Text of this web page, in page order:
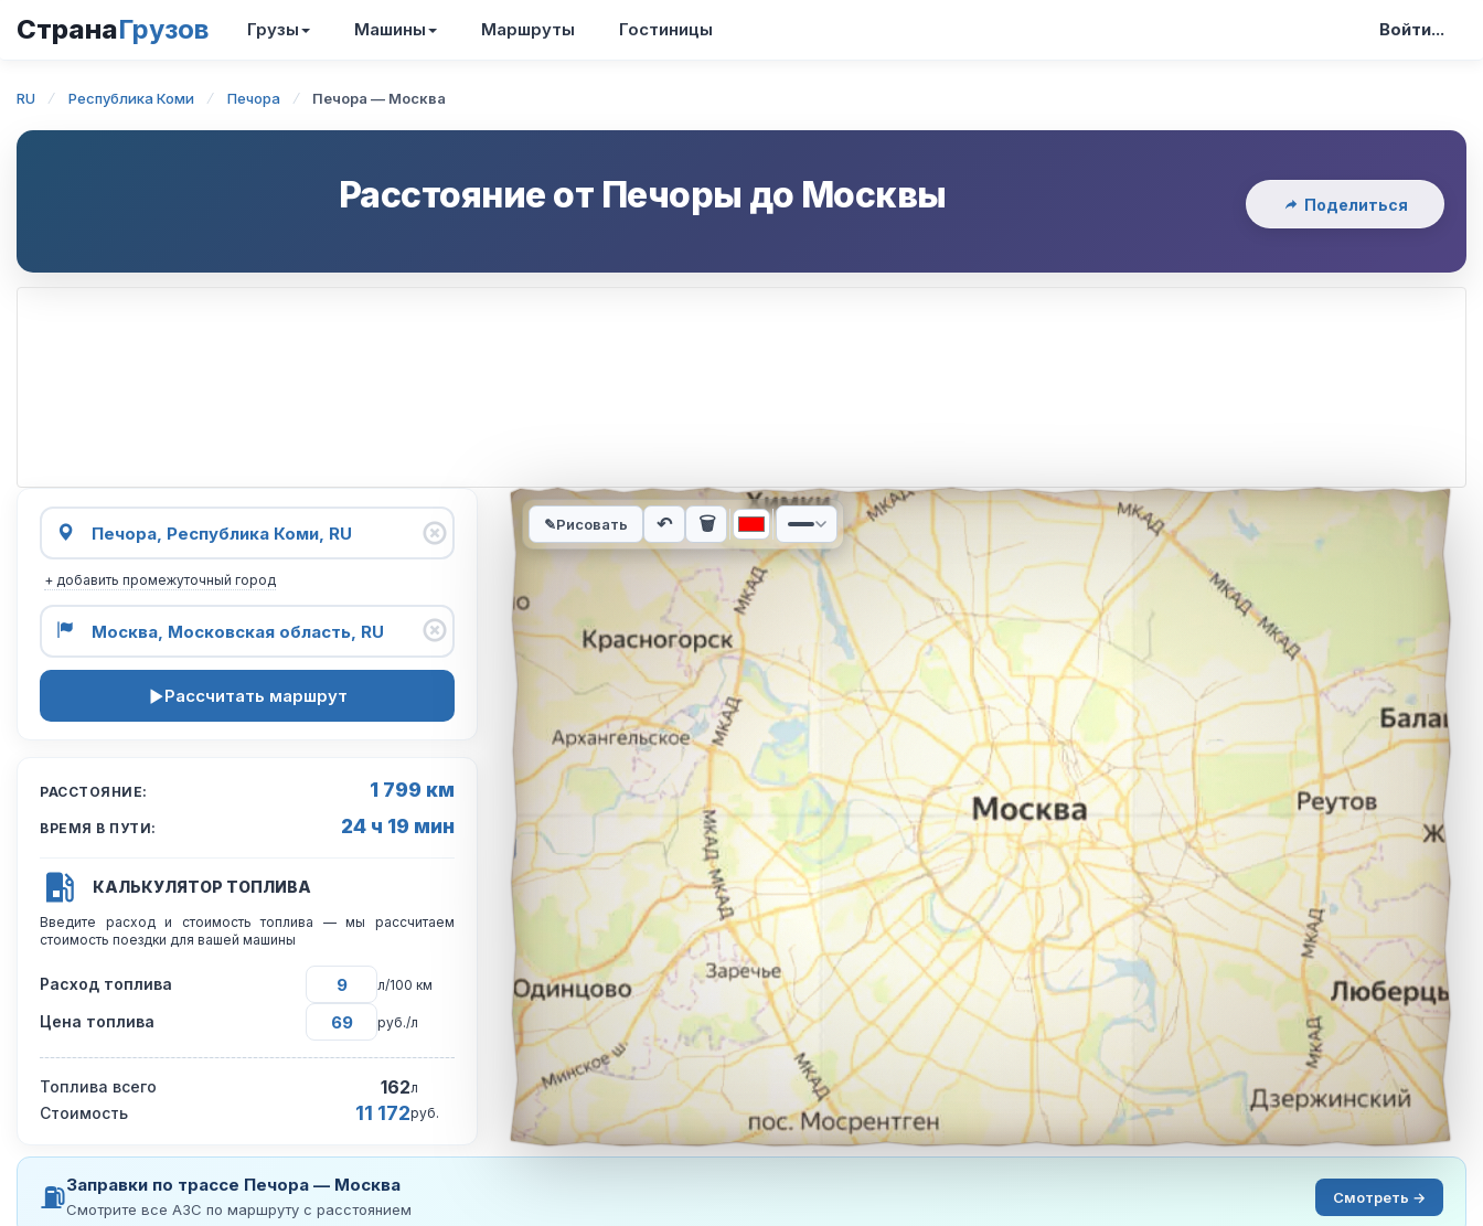
СтранаГрузов Грузы Машины Маршруты Гостиницы Войти...
RU Республика Коми Печора Печора — Москва
Расстояние от Печоры до Москвы Поделиться
+ добавить промежуточный город
Рассчитать маршрут
РАССТОЯНИЕ: 1 799 км
ВРЕМЯ В ПУТИ: 24 ч 19 мин
КАЛЬКУЛЯТОР ТОПЛИВА
Введите расход и стоимость топлива — мы рассчитаем
стоимость поездки для вашей машины
Расход топлива л/100 км
Цена топлива руб./л
Топлива всего 162л
Стоимость 11 172руб.
Интерактивная карта автомобильного маршрута из города Печора в город Москва.
✎Рисовать ↶ 🗑
⛽Заправки по трассе Печора — Москва
Смотрите все АЗС по маршруту с расстоянием
Смотреть →